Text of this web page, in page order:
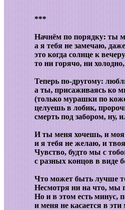
***
Начнём по порядку: ты
а я тебя не замечаю,
это когда солнце к
то ни горячо, ни
Теперь по-другому:
а ты, присаживаясь ко
(только мурашки по
целуешь в лобик,
смерть под забором, ну,
И ты меня хочешь, и
и я тебя не желаю, и
Чувство, будто мы с
с разных концов в виде
Что может быть лучше
Несмотря ни на что, мы
Но и в этом есть минус,
и меня не касается в эти